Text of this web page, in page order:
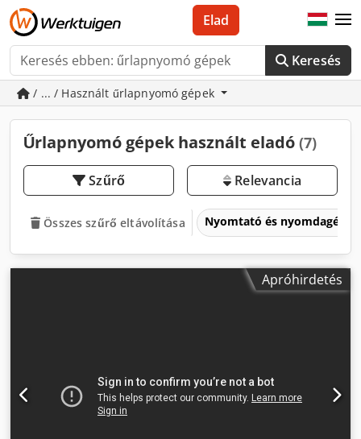
Keresés
Elad
/ ... / Használt űrlapnyomó gépek
Űrlapnyomó gépek használt eladó (7)
Szűrő Relevancia
Összes szűrő eltávolítása Nyomtató és
Apróhirdetés